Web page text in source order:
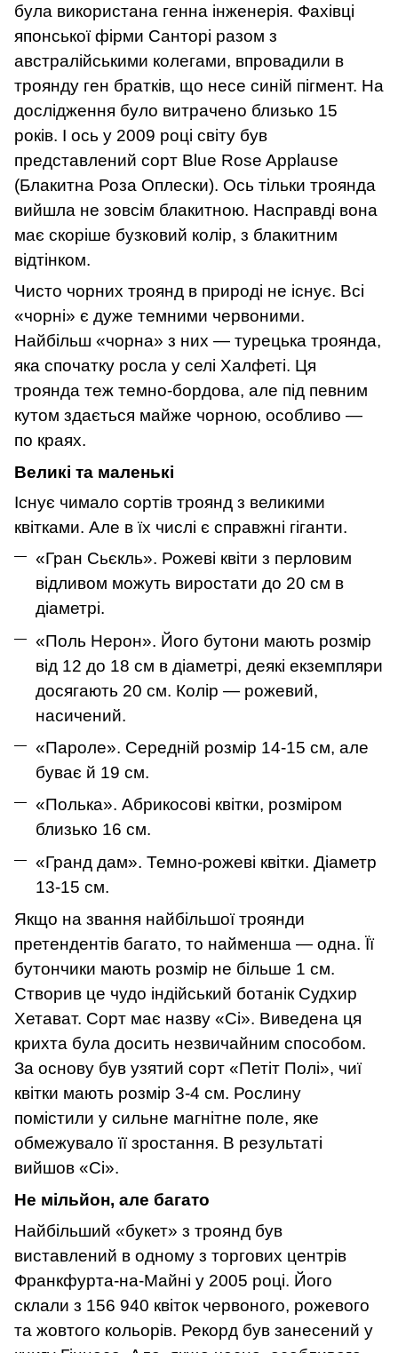
була використана генна інженерія. Фахівці
японської фірми Санторі разом з
австралійськими колегами, впровадили в
троянду ген братків, що несе синій пігмент. На
дослідження було витрачено близько 15
років. І ось у 2009 році світу був
представлений сорт Blue Rose Applause
(Блакитна Роза Оплески). Ось тільки троянда
вийшла не зовсім блакитною. Насправді вона
має скоріше бузковий колір, з блакитним
відтінком.
Чисто чорних троянд в природі не існує. Всі
«чорні» є дуже темними червоними.
Найбільш «чорна» з них — турецька троянда,
яка спочатку росла у селі Халфеті. Ця
троянда теж темно-бордова, але під певним
кутом здається майже чорною, особливо —
по краях.
Великі та маленькі
Існує чимало сортів троянд з великими
квітками. Але в їх числі є справжні гіганти.
«Гран Сьєкль». Рожеві квіти з перловим
відливом можуть виростати до 20 см в
діаметрі.
«Поль Нерон». Його бутони мають розмір
від 12 до 18 см в діаметрі, деякі екземпляри
досягають 20 см. Колір — рожевий,
насичений.
«Пароле». Середній розмір 14-15 см, але
буває й 19 см.
«Полька». Абрикосові квітки, розміром
близько 16 см.
«Гранд дам». Темно-рожеві квітки. Діаметр
13-15 см.
Якщо на звання найбільшої троянди
претендентів багато, то найменша — одна. Її
бутончики мають розмір не більше 1 см.
Створив це чудо індійський ботанік Судхир
Хетават. Сорт має назву «Сі». Виведена ця
крихта була досить незвичайним способом.
За основу був узятий сорт «Петіт Полі», чиї
квітки мають розмір 3-4 см. Рослину
помістили у сильне магнітне поле, яке
обмежувало її зростання. В результаті
вийшов «Сі».
Не мільйон, але багато
Найбільший «букет» з троянд був
виставлений в одному з торгових центрів
Франкфурта-на-Майні у 2005 році. Його
склали з 156 940 квіток червоного, рожевого
та жовтого кольорів. Рекорд був занесений у